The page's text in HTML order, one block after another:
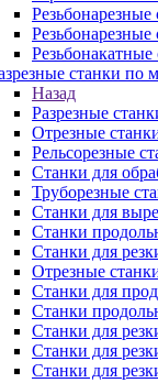
Резьбонарезные
Резьбонакатные
станки по
Назад
Разрезные
Отрезные
Рельсорезные
Станки для
Труборезные
Станки для
Станки
Станки для
Отрезные
Станки для
Станки
Станки для
Станки для
Станки для